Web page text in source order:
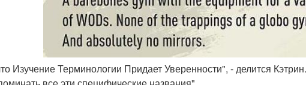
Изучение Терминологии Придает Уверенности", - делится